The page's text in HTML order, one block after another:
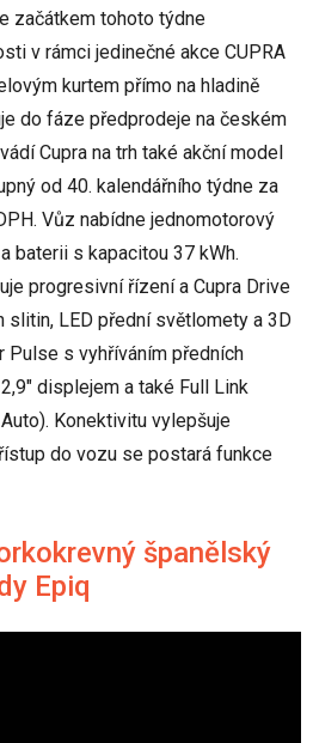
začátkem tohoto týdne
v rámci jedinečné akce CUPRA
kurtem přímo na hladině
do fáze předprodeje na českém
Cupra na trh také akční model
od 40. kalendářního týdne za
Vůz nabídne jednomotorový
baterii s kapacitou 37 kWh.
progresivní řízení a Cupra Drive
slitin, LED přední světlomety a 3D
Pulse s vyhříváním předních
displejem a také Full Link
Konektivitu vylepšuje
do vozu se postará funkce
španělský
Epiq